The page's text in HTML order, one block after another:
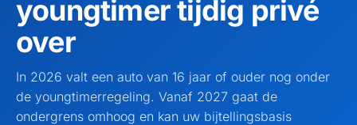
youngtimer tijdig privé
over
In 2026 valt een auto van 16 jaar of ouder nog onder
de youngtimerregeling. Vanaf 2027 gaat de
ondergrens omhoog en kan uw bijtellingsbasis